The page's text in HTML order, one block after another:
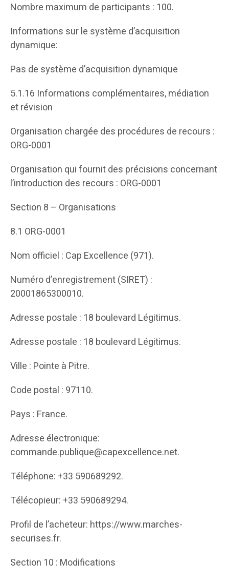
Nombre maximum de participants : 100.
Informations sur le système d’acquisition
dynamique:
Pas de système d’acquisition dynamique
5.1.16 Informations complémentaires, médiation
et révision
Organisation chargée des procédures de recours :
ORG-0001
Organisation qui fournit des précisions concernant
l’introduction des recours : ORG-0001
Section 8 – Organisations
8.1 ORG-0001
Nom officiel : Cap Excellence (971).
Numéro d’enregistrement (SIRET) :
20001865300010.
Adresse postale : 18 boulevard Légitimus.
Adresse postale : 18 boulevard Légitimus.
Ville : Pointe à Pitre.
Code postal : 97110.
Pays : France.
Adresse électronique:
commande.publique@capexcellence.net.
Téléphone: +33 590689292.
Télécopieur: +33 590689294.
Profil de l’acheteur: https://www.marches-
securises.fr.
Section 10 : Modifications